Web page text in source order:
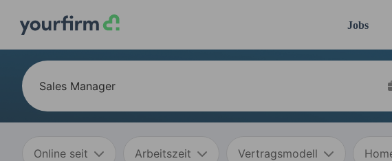
Jobs
Online seit Arbeitszeit Vertragsmodell